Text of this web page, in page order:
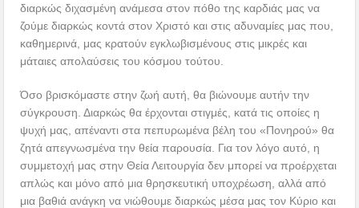
διαρκώς διχασμένη ανάμεσα στον πόθο της καρδιάς μας να
ζούμε διαρκώς κοντά στον Χριστό και στις αδυναμίες μας που,
καθημερινά, μας κρατούν εγκλωβισμένους στις μικρές και
μάταιες απολαύσεις του κόσμου τούτου.
Όσο βρισκόμαστε στην ζωή αυτή, θα βιώνουμε αυτήν την
σύγκρουση. Διαρκώς θα έρχονται στιγμές, κατά τις οποίες η
ψυχή μας, απέναντι στα πεπυρωμένα βέλη του «Πονηρού» θα
ζητά απεγνωσμένα την θεία παρουσία. Για τον λόγο αυτό, η
συμμετοχή μας στην Θεία Λειτουργία δεν μπορεί να προέρχεται
απλώς και μόνο από μια θρησκευτική υποχρέωση, αλλά από
μια βαθιά ανάγκη να νιώθουμε διαρκώς μέσα μας τον Κύριο και